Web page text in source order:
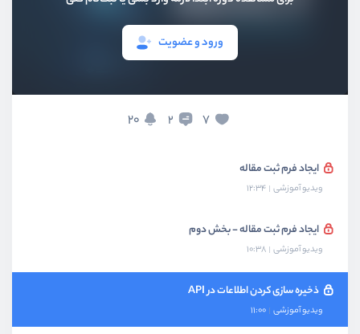
ورود و عضویت
7
2
20
ایجاد فرم ثبت مقاله
ویدیو آموزشی 12:34
ایجاد فرم ثبت مقاله - بخش دوم
ویدیو آموزشی 10:38
ذخیره سازی کردن اطلاعات در API
ویدیو آموزشی 11:00